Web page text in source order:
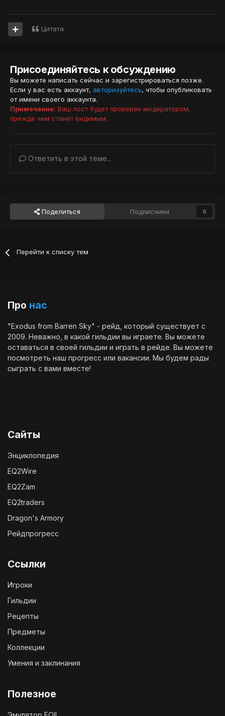
Цитата
Присоединяйтесь к обсуждению
Вы можете написать сейчас и зарегистрироваться позже.
Если у вас есть аккаунт, авторизуйтесь, чтобы опубликовать
от имени своего аккаунта.
Примечание: Ваш пост будет проверен модератором,
прежде чем станет видимым.
Ответить в этой теме...
Поделиться Подписчики 0
Перейти к списку тем
Про нас
"Exodus from Barren Sky" - рейд, который существует с
2009. Неважно, в какой гильдии вы играете. Вы можете
оставаться в своей гильдии и играть в рейде. Вы можете
посмотреть наш прогресс или вакансии. Мы будем рады
сыграть с вами вместе!
Сайты
Энциклопедия
EQ2Wire
EQ2Zam
EQ2traders
Dragon's Armory
Рейдпрогресс
Ссылки
Игроки
Гильдии
Рецепты
Предметы
Коллекции
Умения и заклинания
Полезное